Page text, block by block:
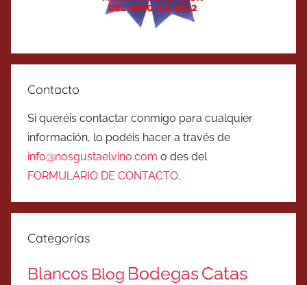
Contacto
Si queréis contactar conmigo para cualquier
información, lo podéis hacer a través de
info@nosgustaelvino.com o des del
FORMULARIO DE CONTACTO.
Categorías
Blancos Blog BodegasCatas